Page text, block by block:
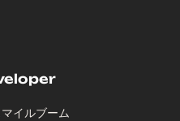
イルブーム